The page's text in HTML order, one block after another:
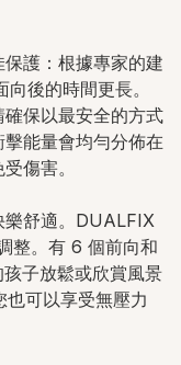
護：根據專家的建
後的時間更長。
保以最安全的方式
能量會均勻分佈在
傷害。
樂舒適。DUALFIX
整。有 6 個前向和
子放鬆或欣賞風景
可以享受無壓力